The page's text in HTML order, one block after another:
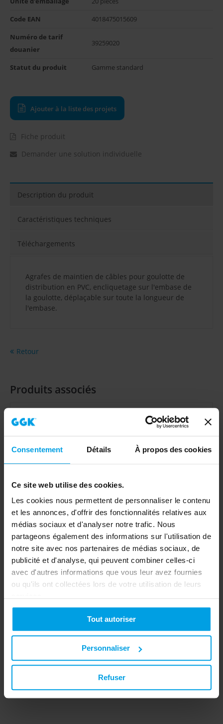
Consentement Détails À propos des cookies
Ce site web utilise des cookies.
Les cookies nous permettent de personnaliser le contenu
et les annonces, d'offrir des fonctionnalités relatives aux
médias sociaux et d'analyser notre trafic. Nous
partageons également des informations sur l'utilisation de
notre site avec nos partenaires de médias sociaux, de
publicité et d'analyse, qui peuvent combiner celles-ci
avec d'autres informations que vous leur avez fournies
ou qu'ils ont collectées lors de votre utilisation de leurs
Tout autoriser
Personnaliser
Refuser
Code EAN 4018475015609
Numéro de tarif
douanier
39259020
Statut du produit Gamme standard
Ajouter à la liste des projets
Fiche produit
Demander une solution individuelle
Description du produit
Caractéristiques techniques
Téléchargements
Agrafes de maintien de câbles pour goulotte de
distribution en PVC, encliquetage sur l'embase de
la goulotte, déplaçable sur toute la longueur de
l'embase.
Retour
Produits associés
Goulotte LFG 40x60-7035, PVC, avec perforation de
l'embase, gris clair
Vers le produit